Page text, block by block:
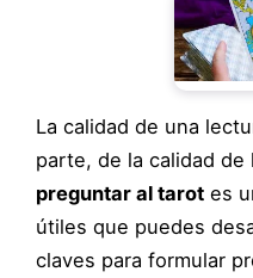
La calidad de una
parte, de la calidad de
preguntar al tarot es
útiles que puedes
claves para formular